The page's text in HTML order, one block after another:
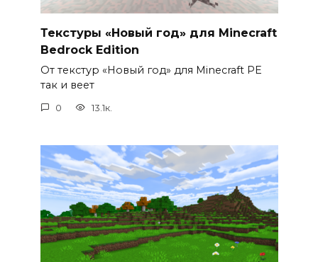
Текстуры «Новый год» для Minecraft
Bedrock Edition
От текстур «Новый год» для Minecraft PE
так и веет
0 13.1к.